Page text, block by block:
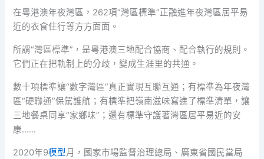
在粵港澳年夜灣區，262項“灣區標準”正融進年夜灣區居平易
近的衣食住行等方方面面。
所謂“灣區標準”，是粵港澳三地配合協商、配合執行的規則。
它們正在把軌制上的分歧，變成生涯里的共通。
數十項標準讓“數字灣區”真正實現互聯互通；有標準為年夜灣
區“硬聯通”保駕護航；有標準把嶺南滋味寫進了標準清單，讓
三地餐桌同享“家鄉味”；還有標準守護著灣區居平易近的安
康……
2020年9模型月，國家市場監督治理總局、廣東省國民當局